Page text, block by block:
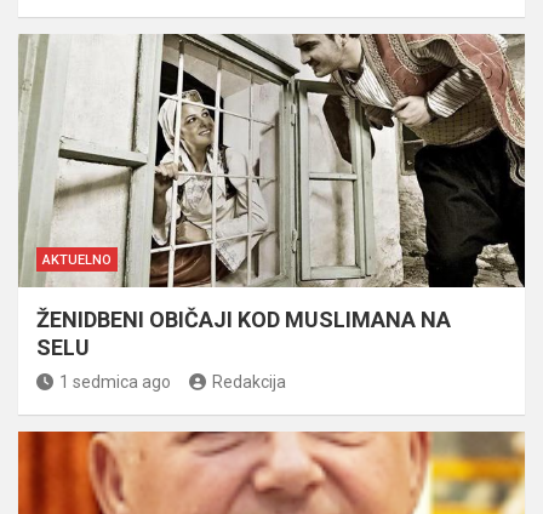
AKTUELNO
ŽENIDBENI OBIČAJI KOD MUSLIMANA NA
SELU
1 sedmica ago Redakcija